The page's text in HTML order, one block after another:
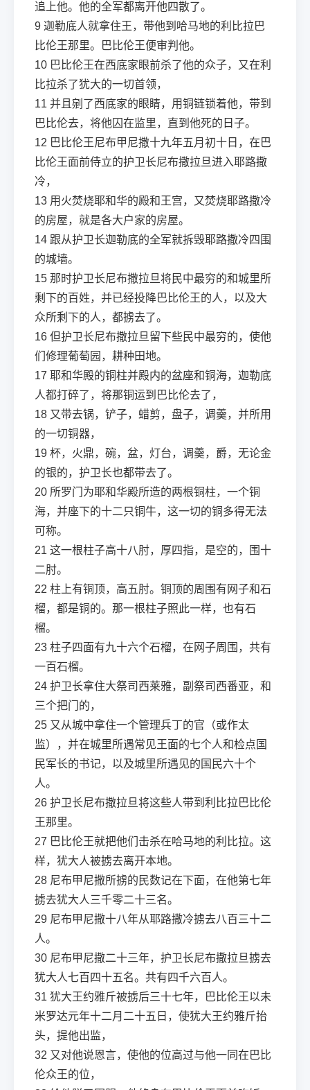
追上他。他的全军都离开他四散了。
9 迦勒底人就拿住王，带他到哈马地的利比拉巴
比伦王那里。巴比伦王便审判他。
10 巴比伦王在西底家眼前杀了他的众子，又在利
比拉杀了犹大的一切首领，
11 并且剜了西底家的眼睛，用铜链锁着他，带到
巴比伦去，将他囚在监里，直到他死的日子。
12 巴比伦王尼布甲尼撒十九年五月初十日，在巴
比伦王面前侍立的护卫长尼布撒拉旦进入耶路撒
冷，
13 用火焚烧耶和华的殿和王宫，又焚烧耶路撒冷
的房屋，就是各大户家的房屋。
14 跟从护卫长迦勒底的全军就拆毁耶路撒冷四围
的城墙。
15 那时护卫长尼布撒拉旦将民中最穷的和城里所
剩下的百姓，并已经投降巴比伦王的人，以及大
众所剩下的人，都掳去了。
16 但护卫长尼布撒拉旦留下些民中最穷的，使他
们修理葡萄园，耕种田地。
17 耶和华殿的铜柱并殿内的盆座和铜海，迦勒底
人都打碎了，将那铜运到巴比伦去了，
18 又带去锅，铲子，蜡剪，盘子，调羹，并所用
的一切铜器，
19 杯，火鼎，碗，盆，灯台，调羹，爵，无论金
的银的，护卫长也都带去了。
20 所罗门为耶和华殿所造的两根铜柱，一个铜
海，并座下的十二只铜牛，这一切的铜多得无法
可称。
21 这一根柱子高十八肘，厚四指，是空的，围十
二肘。
22 柱上有铜顶，高五肘。铜顶的周围有网子和石
榴，都是铜的。那一根柱子照此一样，也有石
榴。
23 柱子四面有九十六个石榴，在网子周围，共有
一百石榴。
24 护卫长拿住大祭司西莱雅，副祭司西番亚，和
三个把门的，
25 又从城中拿住一个管理兵丁的官（或作太
监），并在城里所遇常见王面的七个人和检点国
民军长的书记，以及城里所遇见的国民六十个
人。
26 护卫长尼布撒拉旦将这些人带到利比拉巴比伦
王那里。
27 巴比伦王就把他们击杀在哈马地的利比拉。这
样，犹大人被掳去离开本地。
28 尼布甲尼撒所掳的民数记在下面，在他第七年
掳去犹大人三千零二十三名。
29 尼布甲尼撒十八年从耶路撒冷掳去八百三十二
人。
30 尼布甲尼撒二十三年，护卫长尼布撒拉旦掳去
犹大人七百四十五名。共有四千六百人。
31 犹大王约雅斤被掳后三十七年，巴比伦王以未
米罗达元年十二月二十五日，使犹大王约雅斤抬
头，提他出监，
32 又对他说恩言，使他的位高过与他一同在巴比
伦众王的位，